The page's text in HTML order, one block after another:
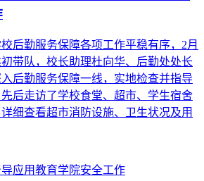
后勤服务保障各项工作平稳有序，2月
后勤服务保障一线，实地检查并指导
后走访了学校食堂、超市、学生宿舍
细查看超市消防设施、卫生状况及用
应用教育学院安全工作